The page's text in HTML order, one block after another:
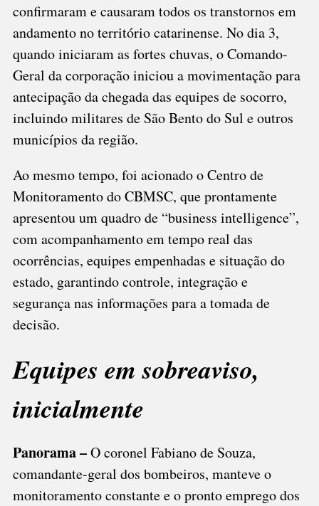
confirmaram e causaram todos os transtornos em
andamento no território catarinense. No dia 3,
quando iniciaram as fortes chuvas, o Comando-
Geral da corporação iniciou a movimentação para
antecipação da chegada das equipes de socorro,
incluindo militares de São Bento do Sul e outros
municípios da região.
Ao mesmo tempo, foi acionado o Centro de
Monitoramento do CBMSC, que prontamente
apresentou um quadro de “business intelligence”,
com acompanhamento em tempo real das
ocorrências, equipes empenhadas e situação do
estado, garantindo controle, integração e
segurança nas informações para a tomada de
decisão.
Equipes em sobreaviso,
inicialmente
Panorama –O coronel Fabiano de Souza,
comandante-geral dos bombeiros, manteve o
monitoramento constante e o pronto emprego dos